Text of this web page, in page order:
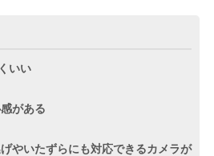
いい
がある
やいたずらにも対応できるカメラが